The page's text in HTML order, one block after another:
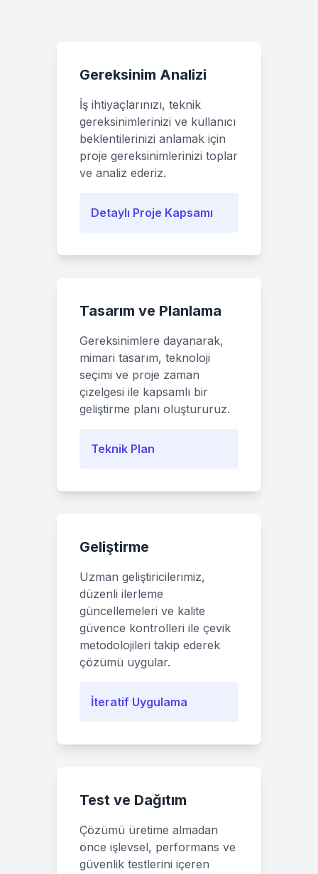
Gereksinim Analizi
İş ihtiyaçlarınızı, teknik
gereksinimlerinizi ve kullanıcı
beklentilerinizi anlamak için
proje gereksinimlerinizi toplar
ve analiz ederiz.
Detaylı Proje Kapsamı
Tasarım ve Planlama
Gereksinimlere dayanarak,
mimari tasarım, teknoloji
seçimi ve proje zaman
çizelgesi ile kapsamlı bir
geliştirme planı oluştururuz.
Teknik Plan
Geliştirme
Uzman geliştiricilerimiz,
düzenli ilerleme
güncellemeleri ve kalite
güvence kontrolleri ile çevik
metodolojileri takip ederek
çözümü uygular.
İteratif Uygulama
Test ve Dağıtım
Çözümü üretime almadan
önce işlevsel, performans ve
güvenlik testlerini içeren